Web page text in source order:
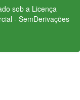
sob a Licença
- SemDerivações